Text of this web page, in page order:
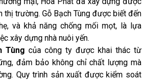
thị trường. Gỗ Bạch Tùng được biết đến
và khả năng chống mối mọt, là lựa
xây dựng nhà nuôi yến.
Tùng của công ty được khai thác từ
đảm bảo không chỉ chất lượng mà
Quy trình sản xuất được kiểm soát